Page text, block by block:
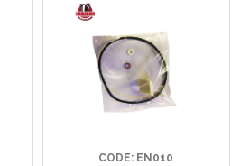
CODE: EN010